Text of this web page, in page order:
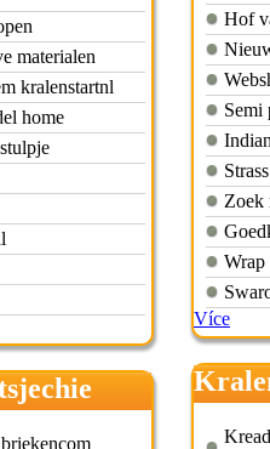
materialen
kralenstartnl
home
Hof
Semi
Zoek
Wrap
Více